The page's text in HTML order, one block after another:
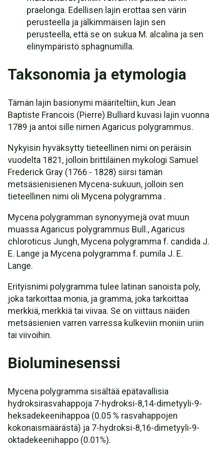
praelonga. Edellisen lajin erottaa sen värin
perusteella ja jälkimmäisen lajin sen
perusteella, että se on sukua M. alcalina ja sen
elinympäristö sphagnumilla.
Taksonomia ja etymologia
Tämän lajin basionymi määriteltiin, kun Jean
Baptiste Francois (Pierre) Bulliard kuvasi lajin vuonna
1789 ja antoi sille nimen Agaricus polygrammus.
Nykyisin hyväksytty tieteellinen nimi on peräisin
vuodelta 1821, jolloin brittiläinen mykologi Samuel
Frederick Gray (1766 - 1828) siirsi tämän
metsäsienisienen Mycena-sukuun, jolloin sen
tieteellinen nimi oli Mycena polygramma .
Mycena polygramman synonyymejä ovat muun
muassa Agaricus polygrammus Bull., Agaricus
chloroticus Jungh, Mycena polygramma f. candida J.
E. Lange ja Mycena polygramma f. pumila J. E.
Lange.
Erityisnimi polygramma tulee latinan sanoista poly,
joka tarkoittaa monia, ja gramma, joka tarkoittaa
merkkiä, merkkiä tai viivaa. Se on viittaus näiden
metsäsienien varren varressa kulkeviin moniin uriin
tai viivoihin.
Bioluminesenssi
Mycena polygramma sisältää epätavallisia
hydroksirasvahappoja 7-hydroksi-8,14-dimetyyli-9-
heksadekeenihappoa (0.05 % rasvahappojen
kokonaismäärästä) ja 7-hydroksi-8,16-dimetyyli-9-
oktadekeenihappo (0.01%).